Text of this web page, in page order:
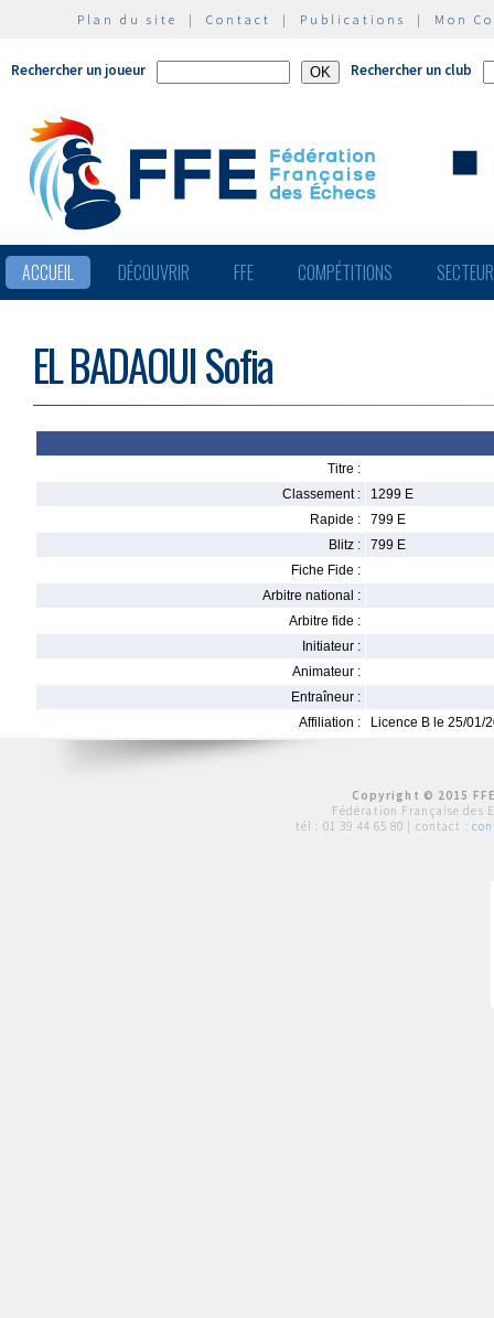
Plan du site | Contact | Publications | Mon
Rechercher un joueur Rechercher un club
ACCUEIL DÉCOUVRIR FFE COMPÉTITIONS
EL BADAOUI Sofia
Titre :
Classement :
1299 E
Rapide :
799 E
Blitz :
799 E
Fiche Fide :
Arbitre national :
Arbitre fide :
Initiateur :
Animateur :
Entraîneur :
Affiliation :
Licence B le 25/01/
Copyright © 2015
Fédération Française des
tél : 01 39 44 65 80 | contact :